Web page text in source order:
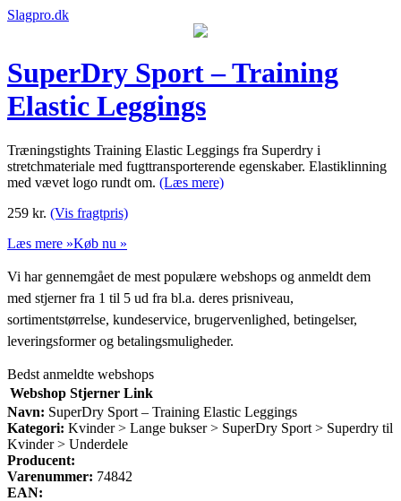
Slagpro.dk
SuperDry Sport – Training
Elastic Leggings
Træningstights Training Elastic Leggings fra Superdry i
stretchmateriale med fugttransporterende egenskaber. Elastiklinning
med vævet logo rundt om. (Læs mere)
259 kr. (Vis fragtpris)
Læs mere »Køb nu »
Vi har gennemgået de mest populære webshops og anmeldt dem
med stjerner fra 1 til 5 ud fra bl.a. deres prisniveau,
sortimentstørrelse, kundeservice, brugervenlighed, betingelser,
leveringsformer og betalingsmuligheder.
Bedst anmeldte webshops
Webshop Stjerner Link
Navn: SuperDry Sport – Training Elastic Leggings
Kategori: Kvinder > Lange bukser > SuperDry Sport > Superdry til
Kvinder > Underdele
Producent:
Varenummer: 74842
EAN: